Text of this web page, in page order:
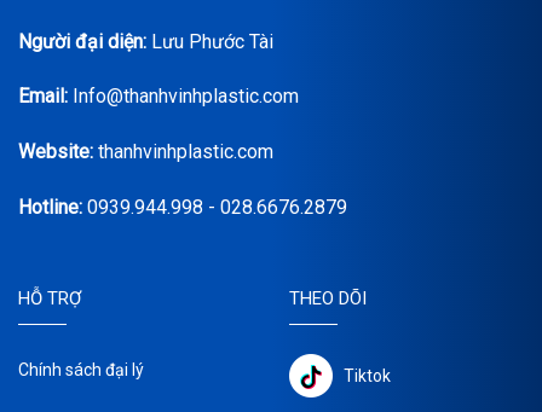
Người đại diện: Lưu Phước Tài
Email: Info@thanhvinhplastic.com
Website: thanhvinhplastic.com
Hotline: 0939.944.998 - 028.6676.2879
HỖ TRỢ
Chính sách đại lý
THEO DÕI
Tiktok